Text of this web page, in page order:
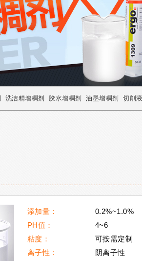
洗洁精增稠剂 胶水增稠剂 油墨增稠剂 切削
添加量：
0.2%~1.0%
PH值：
4~6
粘度：
可按需定制
离子性：
阴离子性